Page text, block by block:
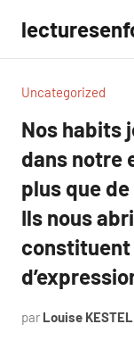
contenu
Uncategorized
Nos habits
dans notre
plus que
Ils nous
constituent
par Louise KESTEL